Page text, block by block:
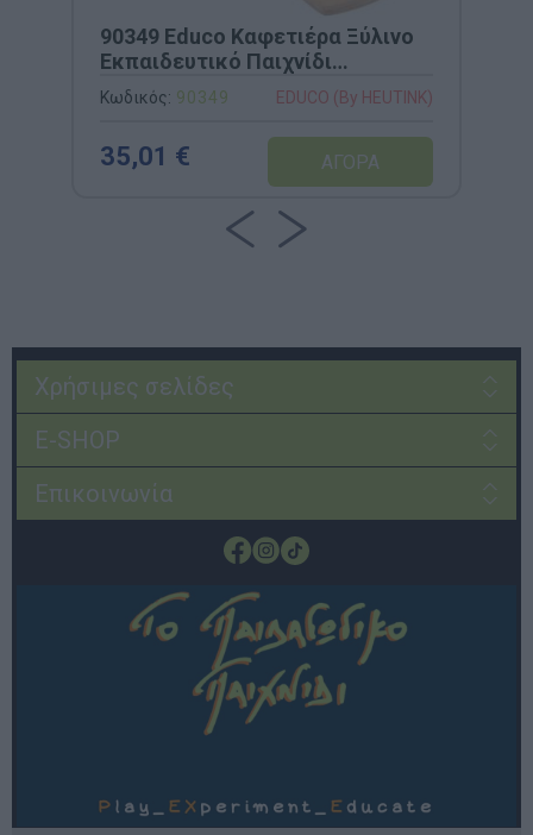
90349 Educo Καφετιέρα Ξύλινο
Εκπαιδευτικό Παιχνίδι
Μαγειρικής
Κωδικός: 90349 EDUCO (By HEUTINK)
35,01 €
Χρήσιμες σελίδες
E-SHOP
Επικοινωνία